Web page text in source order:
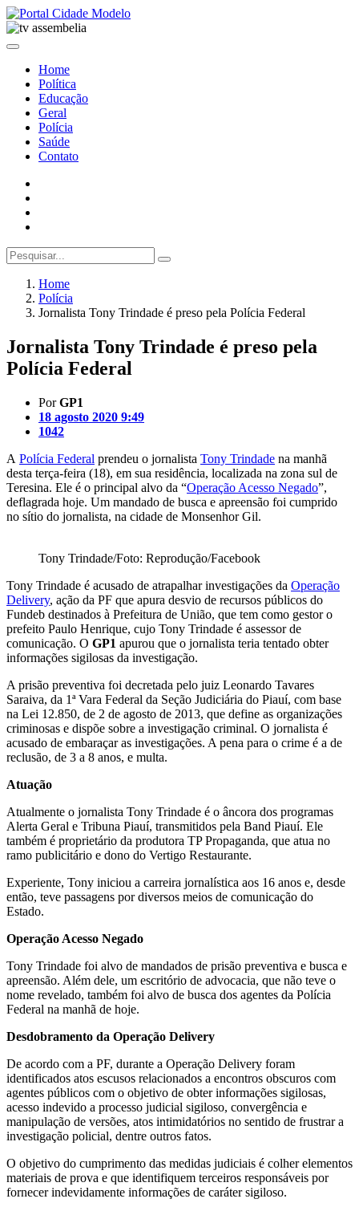
Home
Política
Educação
Geral
Polícia
Saúde
Contato
Home
Polícia
Jornalista Tony Trindade é preso pela Polícia Federal
Jornalista Tony Trindade é preso pela
Polícia Federal
PorGP1
18 agosto 2020 9:49
1042
A Polícia Federal prendeu o jornalista Tony Trindade na manhã
desta terça-feira (18), em sua residência, localizada na zona sul de
Teresina. Ele é o principal alvo da “Operação Acesso Negado”,
deflagrada hoje. Um mandado de busca e apreensão foi cumprido
no sítio do jornalista, na cidade de Monsenhor Gil.
Tony Trindade/Foto: Reprodução/Facebook
Tony Trindade é acusado de atrapalhar investigações da Operação
Delivery, ação da PF que apura desvio de recursos públicos do
Fundeb destinados à Prefeitura de União, que tem como gestor o
prefeito Paulo Henrique, cujo Tony Trindade é assessor de
comunicação. O GP1 apurou que o jornalista teria tentado obter
informações sigilosas da investigação.
A prisão preventiva foi decretada pelo juiz Leonardo Tavares
Saraiva, da 1ª Vara Federal da Seção Judiciária do Piauí, com base
na Lei 12.850, de 2 de agosto de 2013, que define as organizações
criminosas e dispõe sobre a investigação criminal. O jornalista é
acusado de embaraçar as investigações. A pena para o crime é a de
reclusão, de 3 a 8 anos, e multa.
Atuação
Atualmente o jornalista Tony Trindade é o âncora dos programas
Alerta Geral e Tribuna Piauí, transmitidos pela Band Piauí. Ele
também é proprietário da produtora TP Propaganda, que atua no
ramo publicitário e dono do Vertigo Restaurante.
Experiente, Tony iniciou a carreira jornalística aos 16 anos e, desde
então, teve passagens por diversos meios de comunicação do
Estado.
Operação Acesso Negado
Tony Trindade foi alvo de mandados de prisão preventiva e busca e
apreensão. Além dele, um escritório de advocacia, que não teve o
nome revelado, também foi alvo de busca dos agentes da Polícia
Federal na manhã de hoje.
Desdobramento da Operação Delivery
De acordo com a PF, durante a Operação Delivery foram
identificados atos escusos relacionados a encontros obscuros com
agentes públicos com o objetivo de obter informações sigilosas,
acesso indevido a processo judicial sigiloso, convergência e
manipulação de versões, atos intimidatórios no sentido de frustrar a
investigação policial, dentre outros fatos.
O objetivo do cumprimento das medidas judiciais é colher elementos
materiais de prova e que identifiquem terceiros responsáveis por
fornecer indevidamente informações de caráter sigiloso.